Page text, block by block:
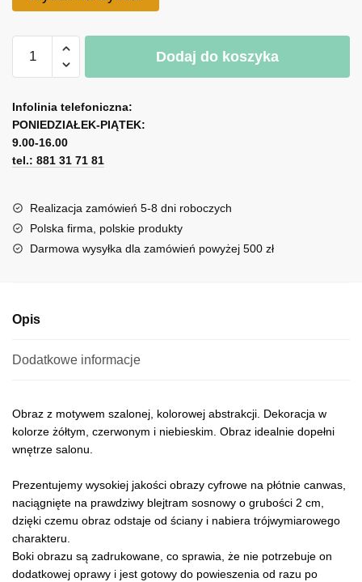
Obraz
Kolorowa
abstrakcja
Dodaj do koszyka
l
t
e
r
a
t
i
Infolinia telefoniczna:
PONIEDZIAŁEK-PIĄTEK:
9.00-16.00
tel.: 881 31 71 81
Realizacja zamówień 5-8 dni roboczych
Polska firma, polskie produkty
Darmowa wysyłka dla zamówień powyżej 500 zł
Opis
Dodatkowe informacje
Obraz z motywem szalonej, kolorowej abstrakcji. Dekoracja w
kolorze żółtym, czerwonym i niebieskim. Obraz idealnie dopełni
wnętrze salonu.
Prezentujemy wysokiej jakości obrazy cyfrowe na płótnie canwas,
naciągnięte na prawdziwy blejtram sosnowy o grubości 2 cm,
dzięki czemu obraz odstaje od ściany i nabiera trójwymiarowego
charakteru.
Boki obrazu są zadrukowane, co sprawia, że nie potrzebuje on
dodatkowej oprawy i jest gotowy do powieszenia od razu po